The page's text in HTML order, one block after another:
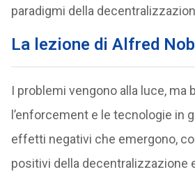
paradigmi della
La lezione di Alfred
I problemi vengono alla luce, ma
l’enforcement e le tecnologie in
effetti negativi che emergono,
positivi della decentralizzazione